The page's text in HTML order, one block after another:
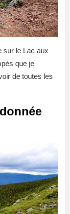
sur le Lac aux
que je
de toutes les